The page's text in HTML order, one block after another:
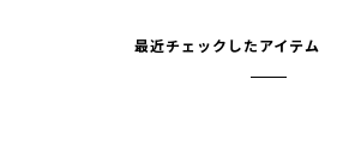
最近チェックしたアイテム